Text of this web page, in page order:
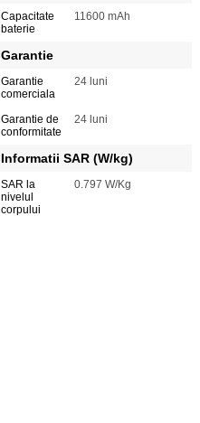
Capacitate
baterie
11600 mAh
Garantie
Garantie
comerciala
24 luni
Garantie de
conformitate
24 luni
Informatii SAR (W/kg)
SAR la
nivelul
corpului
0.797 W/Kg